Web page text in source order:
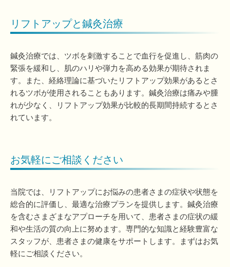
リフトアップと鍼灸治療
鍼灸治療では、ツボを刺激することで血行を促進し、筋肉の
緊張を緩和し、肌のハリや弾力を高める効果が期待されま
す。また、経絡理論に基づいたリフトアップ効果があるとさ
れるツボが使用されることもあります。鍼灸治療は痛みや腫
れが少なく、リフトアップ効果が比較的長期間持続するとさ
れています。
お気軽にご相談ください
当院では、リフトアップにお悩みの患者さまの症状や状態を
総合的に評価し、最適な治療プランを提供します。鍼灸治療
を含むさまざまなアプローチを用いて、患者さまの症状の緩
和や生活の質の向上に努めます。専門的な知識と経験豊富な
スタッフが、患者さまの健康をサポートします。まずはお気
軽にご相談ください。